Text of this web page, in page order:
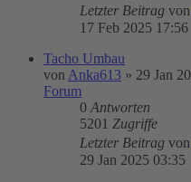
Letzter Beitrag von
17 Feb 2025 17:56
Tacho Umbau
von Anka613 » 29 Jan
Forum
0 Antworten
5201 Zugriffe
Letzter Beitrag von
29 Jan 2025 03:35